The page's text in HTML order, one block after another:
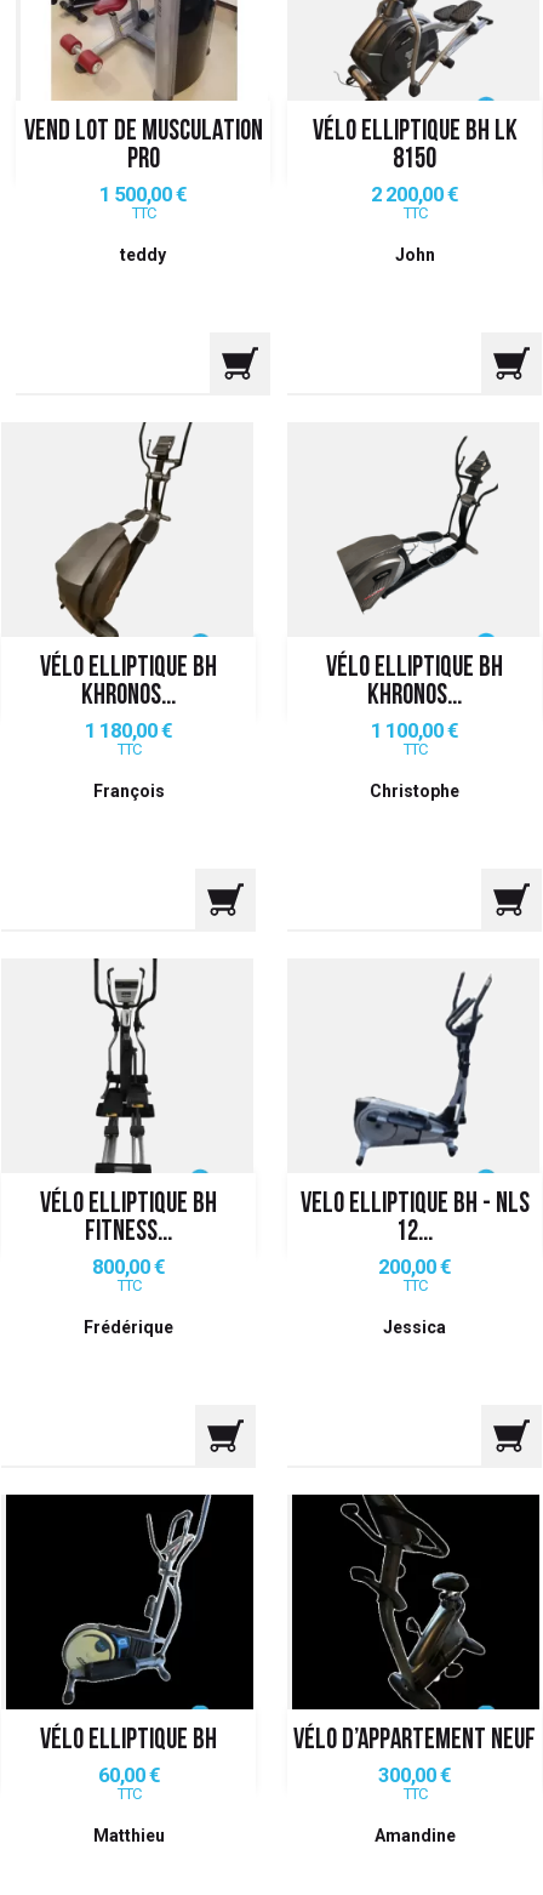
DE COMBAT
VEND LOT DE MUSCULATION
PRO
Prix
1 500,00 €
TTC
teddy
VÉLO ELLIPTIQUE BH LK
8150
Prix
2 200,00 €
TTC
John
VÉLO ELLIPTIQUE BH
KHRONOS...
Prix
1 180,00 €
TTC
François
VÉLO ELLIPTIQUE BH
KHRONOS...
Prix
1 100,00 €
TTC
Christophe
VÉLO ELLIPTIQUE BH
FITNESS...
Prix
800,00 €
TTC
Frédérique
VELO ELLIPTIQUE BH - NLS
12...
Prix
200,00 €
TTC
Jessica
VÉLO ELLIPTIQUE BH
Prix
60,00 €
TTC
Matthieu
VÉLO D’APPARTEMENT NEUF
Prix
300,00 €
TTC
Amandine